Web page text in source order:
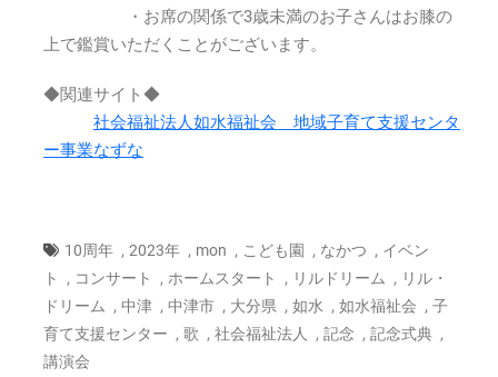
ー
ト
9
は
・お席の関係で3歳未満のお子さんはお膝の
上で鑑賞いただくことがございます。
◆関連サイト◆
社会福祉法人如水福祉会 地域子育て支援センタ
ー事業なずな
10周年 , 2023年 , mon , こども園 , なかつ , イベン
ト
, コンサート , ホームスタート , リルドリーム , リル・
ドリーム
, 中津 , 中津市 , 大分県 , 如水 , 如水福祉会 , 子
育て支援センター , 歌 , 社会福祉法人 , 記念 , 記念式典 ,
講演会